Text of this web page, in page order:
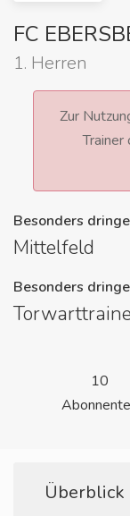
FC
1. Herren
Zur
Trainer
Besonders
Mittelfeld
Besonders
10
Überblick